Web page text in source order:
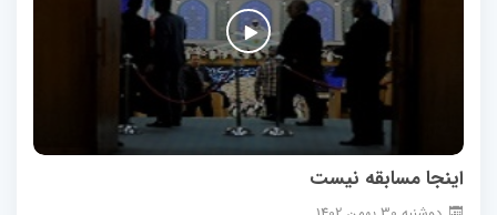
اینجا مسابقه نیست